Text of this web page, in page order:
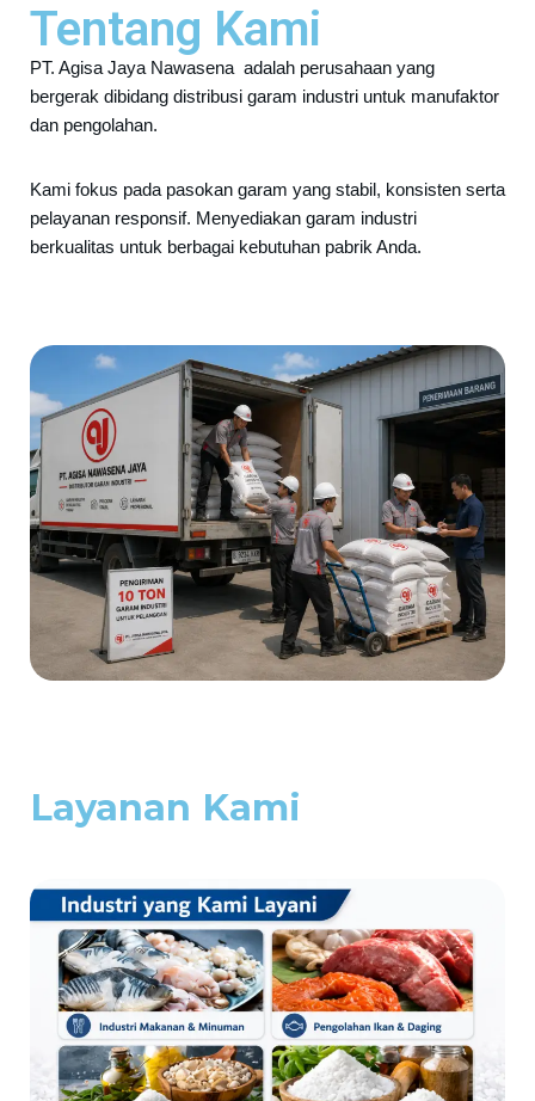
Tentang Kami
PT. Agisa Jaya Nawasena adalah perusahaan yang
bergerak dibidang distribusi garam industri untuk manufaktor
dan pengolahan.
Kami fokus pada pasokan garam yang stabil, konsisten serta
pelayanan responsif. Menyediakan garam industri
berkualitas untuk berbagai kebutuhan pabrik Anda.
Layanan Kami